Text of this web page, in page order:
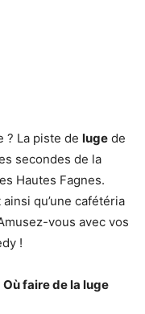
? La piste de luge de
secondes de la
Hautes Fagnes.
qu’une cafétéria
vous avec vos
!
Où faire de la luge